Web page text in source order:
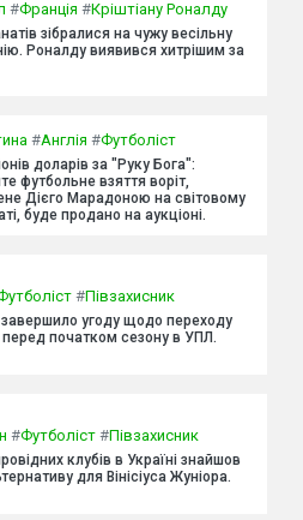
#Франція #Кріштіану Роналду
зібралися на чужу весільну
Роналду виявився хитрішим за
#Англія #Футболіст
доларів за "Руку Бога":
футбольне взяття воріт,
Дієго Марадоною на світовому
буде продано на аукціоні.
#Півзахисник
угоду щодо переходу
початком сезону в УПЛ.
#Футболіст #Півзахисник
клубів в Україні знайшов
для Вінісіуса Жуніора.